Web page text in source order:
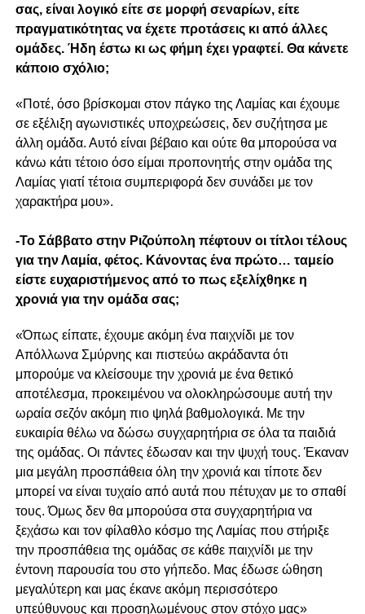
σας, είναι λογικό είτε σε μορφή σεναρίων, είτε
πραγματικότητας να έχετε προτάσεις κι από άλλες
ομάδες. Ήδη έστω κι ως φήμη έχει γραφτεί. Θα κάνετε
κάποιο σχόλιο;
«Ποτέ, όσο βρίσκομαι στον πάγκο της Λαμίας και έχουμε
σε εξέλιξη αγωνιστικές υποχρεώσεις, δεν συζήτησα με
άλλη ομάδα. Αυτό είναι βέβαιο και ούτε θα μπορούσα να
κάνω κάτι τέτοιο όσο είμαι προπονητής στην ομάδα της
Λαμίας γιατί τέτοια συμπεριφορά δεν συνάδει με τον
χαρακτήρα μου».
-Το Σάββατο στην Ριζούπολη πέφτουν οι τίτλοι τέλους
για την Λαμία, φέτος. Κάνοντας ένα πρώτο… ταμείο
είστε ευχαριστήμενος από το πως εξελίχθηκε η
χρονιά για την ομάδα σας;
«Όπως είπατε, έχουμε ακόμη ένα παιχνίδι με τον
Απόλλωνα Σμύρνης και πιστεύω ακράδαντα ότι
μπορούμε να κλείσουμε την χρονιά με ένα θετικό
αποτέλεσμα, προκειμένου να ολοκληρώσουμε αυτή την
ωραία σεζόν ακόμη πιο ψηλά βαθμολογικά. Με την
ευκαιρία θέλω να δώσω συγχαρητήρια σε όλα τα παιδιά
της ομάδας. Οι πάντες έδωσαν και την ψυχή τους. Έκαναν
μια μεγάλη προσπάθεια όλη την χρονιά και τίποτε δεν
μπορεί να είναι τυχαίο από αυτά που πέτυχαν με το σπαθί
τους. Όμως δεν θα μπορούσα στα συγχαρητήρια να
ξεχάσω και τον φίλαθλο κόσμο της Λαμίας που στήριξε
την προσπάθεια της ομάδας σε κάθε παιχνίδι με την
έντονη παρουσία του στο γήπεδο. Μας έδωσε ώθηση
μεγαλύτερη και μας έκανε ακόμη περισσότερο
υπεύθυνους και προσηλωμένους στον στόχο μας»